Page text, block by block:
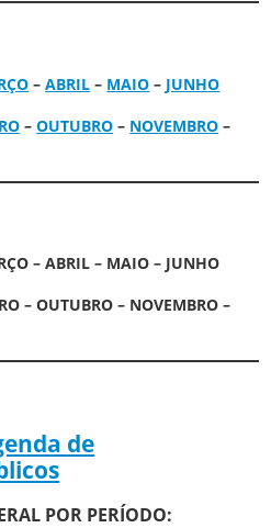
–ABRIL – MAIO – JUNHO
–OUTUBRO – NOVEMBRO –
– ABRIL – MAIO – JUNHO
– OUTUBRO – NOVEMBRO –
de
POR PERÍODO: